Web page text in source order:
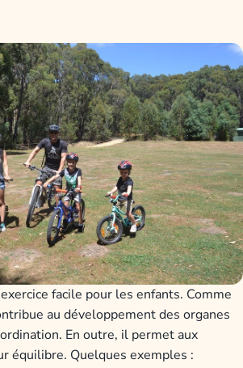
facile pour les enfants. Comme
au développement des organes
En outre, il permet aux
équilibre. Quelques exemples :